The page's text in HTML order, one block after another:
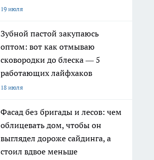
19 июля
Зубной пастой закупаюсь
оптом: вот как отмываю
сковородки до блеска — 5
работающих лайфхаков
18 июля
Фасад без бригады и лесов: чем
облицевать дом, чтобы он
выглядел дороже сайдинга, а
стоил вдвое меньше